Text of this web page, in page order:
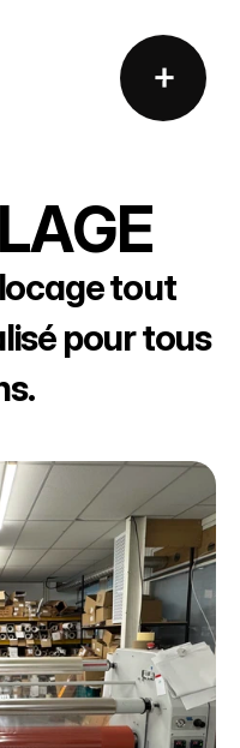
+
tout
pour tous